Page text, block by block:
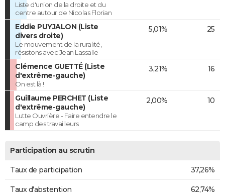
Liste d'union de la droite et du
centre autour de Nicolas Florian
Eddie PUYJALON (Liste
divers droite)
Le mouvement de la ruralité,
résistons avec Jean Lassalle
5,01% 25
Clémence GUETTÉ (Liste
d'extrême-gauche)
On est là !
3,21% 16
Guillaume PERCHET (Liste
d'extrême-gauche)
Lutte Ouvrière - Faire entendre le
camp des travailleurs
2,00% 10
Participation au scrutin
Taux de participation 37,26%
Taux d'abstention 62,74%